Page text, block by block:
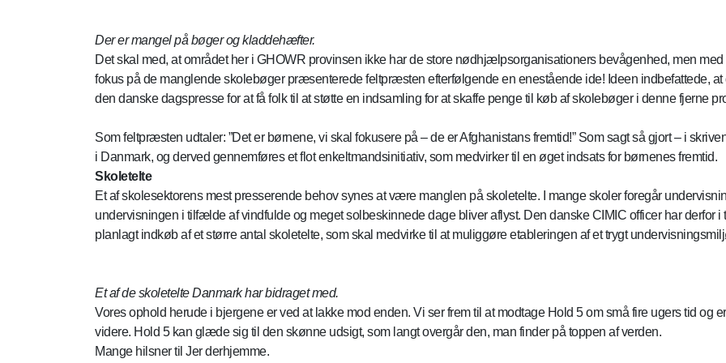
Der er mangel på bøger og kladdehæfter.
Det skal med, at området her i GHOWR provinsen ikke har de store nødhjælpsorganisationers bevågenhed, men
fokus på de manglende skolebøger præsenterede feltpræsten efterfølgende en enestående ide! Ideen indbefattede,
den danske dagspresse for at få folk til at støtte en indsamling for at skaffe penge til køb af skolebøger i denne fjerne
Som feltpræsten udtaler: ”Det er børnene, vi skal fokusere på – de er Afghanistans fremtid!” Som sagt så gjort – i
i Danmark, og derved gennemføres et flot enkeltmandsinitiativ, som medvirker til en øget indsats for børnenes fremtid.
Skoletelte
Et af skolesektorens mest presserende behov synes at være manglen på skoletelte. I mange skoler foregår
undervisningen i tilfælde af vindfulde og meget solbeskinnede dage bliver aflyst. Den danske CIMIC officer har derfor
planlagt indkøb af et større antal skoletelte, som skal medvirke til at muliggøre etableringen af et trygt
Et af de skoletelte Danmark har bidraget med.
Vores ophold herude i bjergene er ved at lakke mod enden. Vi ser frem til at modtage Hold 5 om små fire ugers tid og
videre. Hold 5 kan glæde sig til den skønne udsigt, som langt overgår den, man finder på toppen af verden.
Mange hilsner til Jer derhjemme.